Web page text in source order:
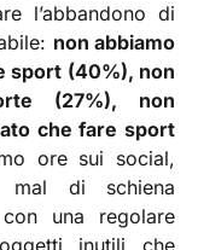
l’abbandono di
non abbiamo
sport (40%), non
(27%), non
che fare sport
ore sui social,
mal di schiena
una regolare